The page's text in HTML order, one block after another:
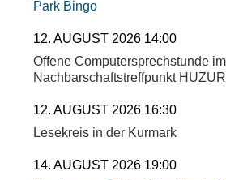
BLICK
NETZWERK
KONTAKT
Park Bingo
12. AUGUST 2026 14:00
Offene Computersprechstunde im
Nachbarschaftstreffpunkt HUZUR
12. AUGUST 2026 16:30
Lesekreis in der Kurmark
14. AUGUST 2026 19:00